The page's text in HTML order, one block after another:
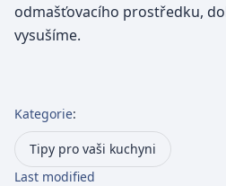
odmašťovacího prostředku,
vysušíme.
Kategorie:
Tipy pro vaši kuchyni
Last modified